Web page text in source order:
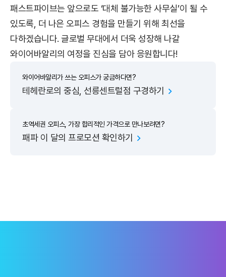
패스트파이브는 앞으로도 ‘대체 불가능한 사무실’이 될 수
있도록, 더 나은 오피스 경험을 만들기 위해 최선을
다하겠습니다. 글로벌 무대에서 더욱 성장해 나갈
와이어바알리의 여정을 진심을 담아 응원합니다!
와이어바알리가 쓰는 오피스가 궁금하다면?
테헤란로의 중심, 선릉센트럴점 구경하기
초역세권 오피스, 가장 합리적인 가격으로 만나보려면?
패파 이 달의 프로모션 확인하기